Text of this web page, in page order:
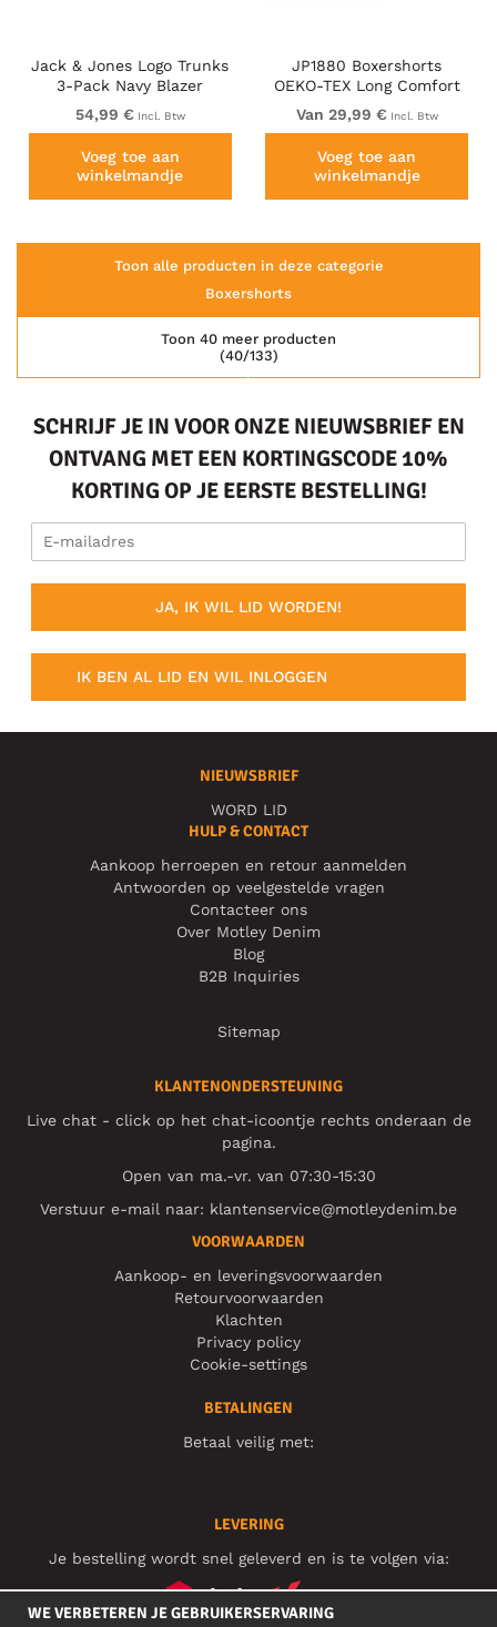
Jack & Jones Logo Trunks
3-Pack Navy Blazer
54,99 € Incl. Btw
Voeg toe aan
winkelmandje
JP1880 Boxershorts
OEKO-TEX Long Comfort
Waist Navy
Van 29,99 € Incl. Btw
Voeg toe aan
winkelmandje
Toon alle producten in deze categorie
Boxershorts
(40/133)
Toon 40 meer producten
SCHRIJF JE IN VOOR ONZE NIEUWSBRIEF EN
ONTVANG MET EEN KORTINGSCODE 10%
KORTING OP JE EERSTE BESTELLING!
JA, IK WIL LID WORDEN!
IK BEN AL LID EN WIL INLOGGEN
NIEUWSBRIEF
WORD LID
HULP & CONTACT
Aankoop herroepen en retour aanmelden
Antwoorden op veelgestelde vragen
Contacteer ons
Over Motley Denim
Blog
B2B Inquiries
Sitemap
KLANTENONDERSTEUNING
Live chat - click op het chat-icoontje rechts onderaan de
pagina.
Open van ma.-vr. van 07:30-15:30
Verstuur e-mail naar: klantenservice@motleydenim.be
VOORWAARDEN
Aankoop- en leveringsvoorwaarden
Retourvoorwaarden
Klachten
Privacy policy
Cookie-settings
BETALINGEN
Betaal veilig met:
LEVERING
Je bestelling wordt snel geleverd en is te volgen via:
WE VERBETEREN JE GEBRUIKERSERVARING